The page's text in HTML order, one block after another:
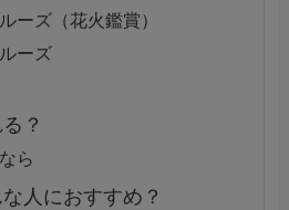
ーズ（花火鑑賞）
ーズ
？
ら
人におすすめ？